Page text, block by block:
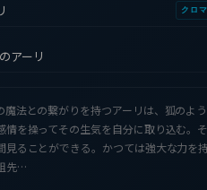
クロ
アーリ
魔法との繋がりを持つアーリは、狐のよ
を操ってその生気を自分に取り込む。
見ることができる。かつては強大な力を
先…